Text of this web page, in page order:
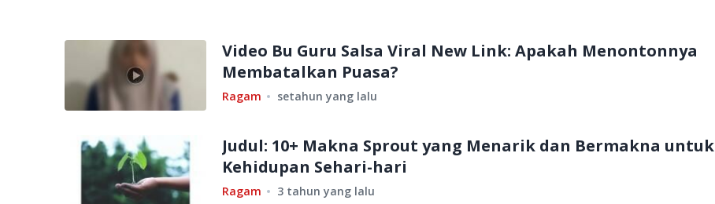
Video Bu Guru Salsa Viral New Link: Apakah Menontonnya
Membatalkan Puasa?
Ragam setahun yang lalu
Judul: 10+ Makna Sprout yang Menarik dan Bermakna untuk
Kehidupan Sehari-hari
Ragam 3 tahun yang lalu